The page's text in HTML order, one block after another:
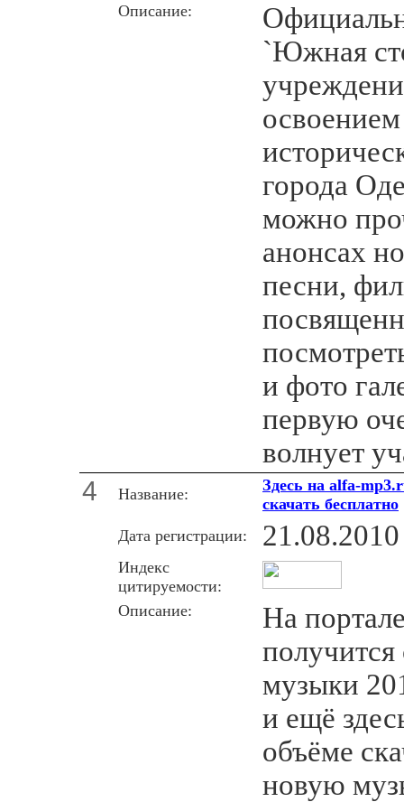
Описание:
`Южная
города
можно
анонсах
песни,
и фото
первую
волнует
4 Название:
Здесь на alfa-
скачать бесплатно
Дата регистрации:
21.08.2010
Индекс
цитируемости:
Описание:
На
получится
музыки
и ещё
объёме
новую